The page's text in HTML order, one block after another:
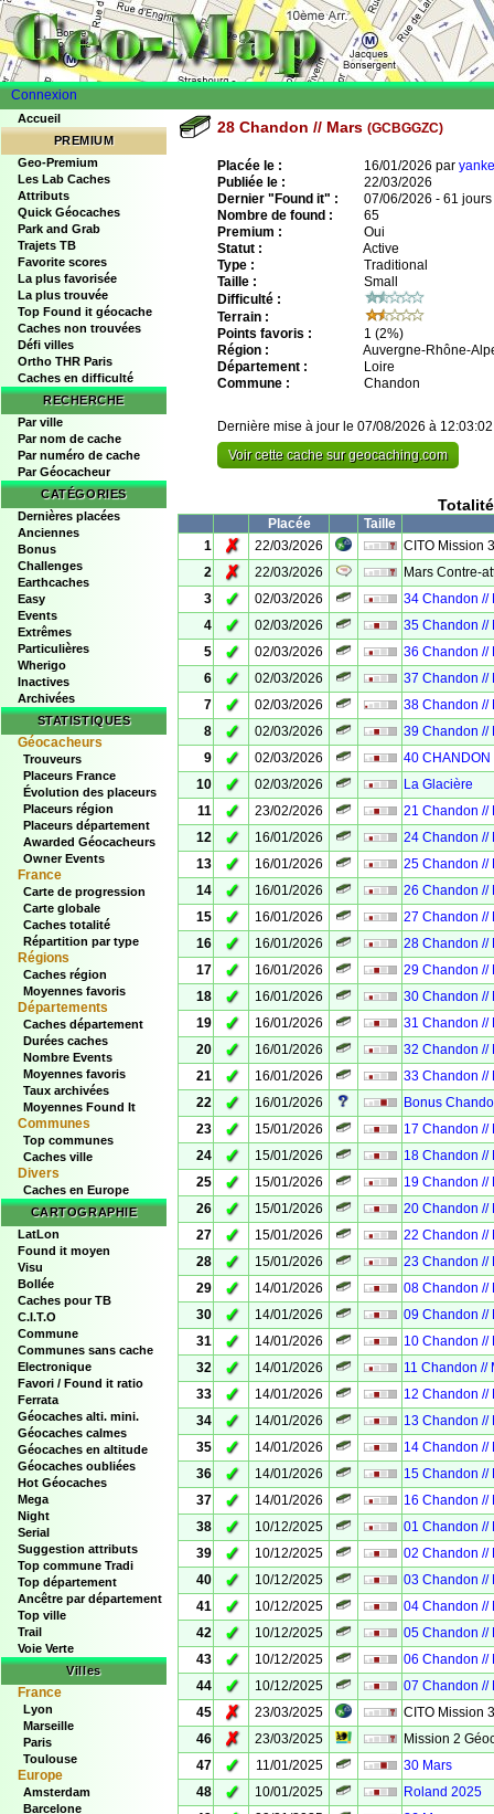
Connexion
Accueil
PREMIUM
Geo-Premium
Les Lab Caches
Attributs
Quick Géocaches
Park and Grab
Trajets TB
Favorite scores
La plus favorisée
La plus trouvée
Top Found it géocache
Caches non trouvées
Défi villes
Ortho THR Paris
Caches en difficulté
RECHERCHE
Par ville
Par nom de cache
Par numéro de cache
Par Géocacheur
CATÉGORIES
Dernières placées
Anciennes
Bonus
Challenges
Earthcaches
Easy
Events
Extrêmes
Particulières
Wherigo
Inactives
Archivées
STATISTIQUES
Géocacheurs
Trouveurs
Placeurs France
Évolution des placeurs
Placeurs région
Placeurs département
Awarded Géocacheurs
Owner Events
France
Carte de progression
Carte globale
Caches totalité
Répartition par type
Régions
Caches région
Moyennes favoris
Départements
Caches département
Durées caches
Nombre Events
Moyennes favoris
Taux archivées
Moyennes Found It
Communes
Top communes
Caches ville
Divers
Caches en Europe
CARTOGRAPHIE
LatLon
Found it moyen
Visu
Bollée
Caches pour TB
C.I.T.O
Commune
Communes sans cache
Electronique
Favori / Found it ratio
Ferrata
Géocaches alti. mini.
Géocaches calmes
Géocaches en altitude
Géocaches oubliées
Hot Géocaches
Mega
Night
Serial
Suggestion attributs
Top commune Tradi
Top département
Ancêtre par département
Top ville
Trail
Voie Verte
Villes
France
Lyon
Marseille
Paris
Toulouse
Europe
Amsterdam
Barcelone
28 Chandon // Mars (GCBGGZC)
Placée le : 16/01/2026 par
Publiée le :
22/03/2026
Dernier "Found it" :
07/06/2026 - 61 jours
Nombre de found :
65
Premium :
Oui
Statut :
Active
Type :
Traditional
Taille :
Small
Difficulté :
Terrain :
Points favoris :
1 (2%)
Région :
Auvergne-Rhône-
Département :
Loire
Commune :
Chandon
Dernière mise à jour le 07/08/2026 à 12:03:02
Voir cette cache sur geocaching.com
Placée
Taille
1
✗ 22/03/2026
CITO Mission
2
✗ 22/03/2026
Mars Contre-
3
✓ 02/03/2026
34 Chandon //
4
✓ 02/03/2026
35 Chandon //
5
✓ 02/03/2026
36 Chandon //
6
✓ 02/03/2026
37 Chandon //
7
✓ 02/03/2026
38 Chandon //
8
✓ 02/03/2026
39 Chandon //
9
✓ 02/03/2026
40 CHANDON
10
✓ 02/03/2026
La Glacière
11
✓ 23/02/2026
21 Chandon //
12
✓ 16/01/2026
24 Chandon //
13
✓ 16/01/2026
25 Chandon //
14
✓ 16/01/2026
26 Chandon //
15
✓ 16/01/2026
27 Chandon //
16
✓ 16/01/2026
28 Chandon //
17
✓ 16/01/2026
29 Chandon //
18
✓ 16/01/2026
30 Chandon //
19
✓ 16/01/2026
31 Chandon //
20
✓ 16/01/2026
32 Chandon //
21
✓ 16/01/2026
33 Chandon //
22
✓ 16/01/2026
Bonus
23
✓ 15/01/2026
17 Chandon //
24
✓ 15/01/2026
18 Chandon //
25
✓ 15/01/2026
19 Chandon //
26
✓ 15/01/2026
20 Chandon //
27
✓ 15/01/2026
22 Chandon //
28
✓ 15/01/2026
23 Chandon //
29
✓ 14/01/2026
08 Chandon //
30
✓ 14/01/2026
09 Chandon //
31
✓ 14/01/2026
10 Chandon //
32
✓ 14/01/2026
11 Chandon //
33
✓ 14/01/2026
12 Chandon //
34
✓ 14/01/2026
13 Chandon //
35
✓ 14/01/2026
14 Chandon //
36
✓ 14/01/2026
15 Chandon //
37
✓ 14/01/2026
16 Chandon //
38
✓ 10/12/2025
01 Chandon //
39
✓ 10/12/2025
02 Chandon //
40
✓ 10/12/2025
03 Chandon //
41
✓ 10/12/2025
04 Chandon //
42
✓ 10/12/2025
05 Chandon //
43
✓ 10/12/2025
06 Chandon //
44
✓ 10/12/2025
07 Chandon //
45
✗ 23/03/2025
CITO Mission
46
✗ 23/03/2025
Mission 2
47
✓ 11/01/2025
30 Mars
48
✓ 10/01/2025
Roland 2025